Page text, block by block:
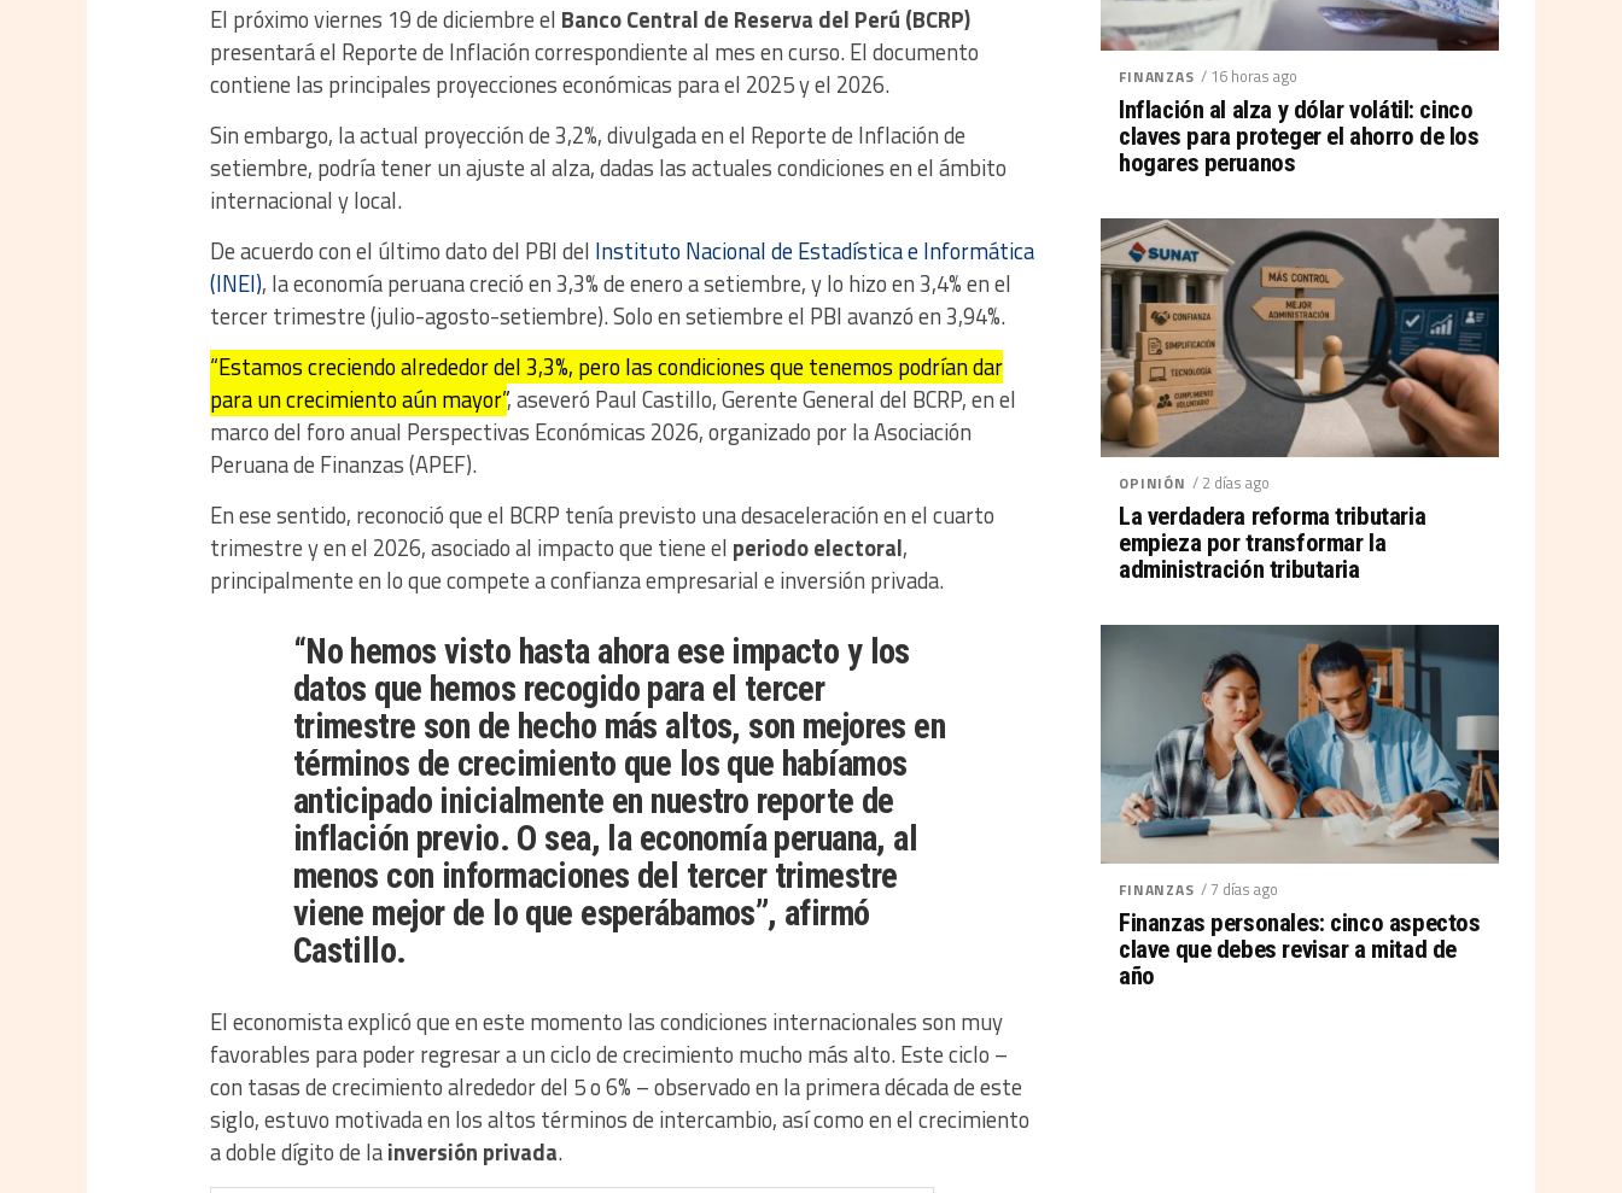
El próximo viernes 19 de diciembre el Banco Central de Reserva del Perú (BCRP)
presentará el Reporte de Inflación correspondiente al mes en curso. El documento
contiene las principales proyecciones económicas para el 2025 y el 2026.
Sin embargo, la actual proyección de 3,2%, divulgada en el Reporte de Inflación de
setiembre, podría tener un ajuste al alza, dadas las actuales condiciones en el ámbito
internacional y local.
De acuerdo con el último dato del PBI del Instituto Nacional de Estadística e Informática
(INEI), la economía peruana creció en 3,3% de enero a setiembre, y lo hizo en 3,4% en el
tercer trimestre (julio-agosto-setiembre). Solo en setiembre el PBI avanzó en 3,94%.
“Estamos creciendo alrededor del 3,3%, pero las condiciones que tenemos podrían dar
para un crecimiento aún mayor”, aseveró Paul Castillo, Gerente General del BCRP, en el
marco del foro anual Perspectivas Económicas 2026, organizado por la Asociación
Peruana de Finanzas (APEF).
En ese sentido, reconoció que el BCRP tenía previsto una desaceleración en el cuarto
trimestre y en el 2026, asociado al impacto que tiene el periodo electoral,
principalmente en lo que compete a confianza empresarial e inversión privada.
“No hemos visto hasta ahora ese impacto y los
datos que hemos recogido para el tercer
trimestre son de hecho más altos, son mejores en
términos de crecimiento que los que habíamos
anticipado inicialmente en nuestro reporte de
inflación previo. O sea, la economía peruana, al
menos con informaciones del tercer trimestre
viene mejor de lo que esperábamos”, afirmó
Castillo.
El economista explicó que en este momento las condiciones internacionales son muy
favorables para poder regresar a un ciclo de crecimiento mucho más alto. Este ciclo –
con tasas de crecimiento alrededor del 5 o 6% – observado en la primera década de este
siglo, estuvo motivada en los altos términos de intercambio, así como en el crecimiento
a doble dígito de lainversión privada.
FINANZAS / 16 horas ago
Inflación al alza y dólar volátil: cinco
claves para proteger el ahorro de los
hogares peruanos
OPINIÓN / 2 días ago
La verdadera reforma tributaria
empieza por transformar la
administración tributaria
FINANZAS / 7 días ago
Finanzas personales: cinco aspectos
clave que debes revisar a mitad de
año